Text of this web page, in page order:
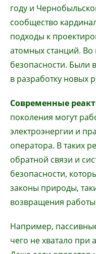
году и
сообщество
подходы к
атомных станций. Во
безопасности. Были
в разработку новых
Современные
поколения могут
электроэнергии и
оператора. В таких
обратной связи и
безопасности,
законы природы,
возвращения
Например,
чего не хватало при